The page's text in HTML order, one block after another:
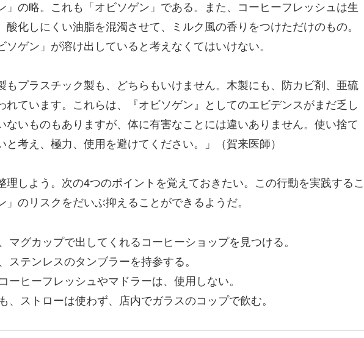
」の略。これも「オビソゲン」である。また、コーヒーフレッシュは生
酸化しにくい油脂を混濁させて、ミルク風の香りをつけただけのもの。
ソゲン」が溶け出していると考えなくてはいけない。
もプラスチック製も、どちらもいけません。木製にも、防カビ剤、亜硫
れています。これらは、『オビソゲン』としてのエビデンスがまだ乏し
ないものもありますが、体に有害なことには違いありません。使い捨て
と考え、極力、使用を避けてください。」（賀来医師）
理しよう。次の4つのポイントを覚えておきたい。この行動を実践するこ
」のリスクをだいぶ抑えることができるようだ。
マグカップで出してくれるコーヒーショップを見つける。
ステンレスのタンブラーを持参する。
ーヒーフレッシュやマドラーは、使用しない。
、ストローは使わず、店内でガラスのコップで飲む。